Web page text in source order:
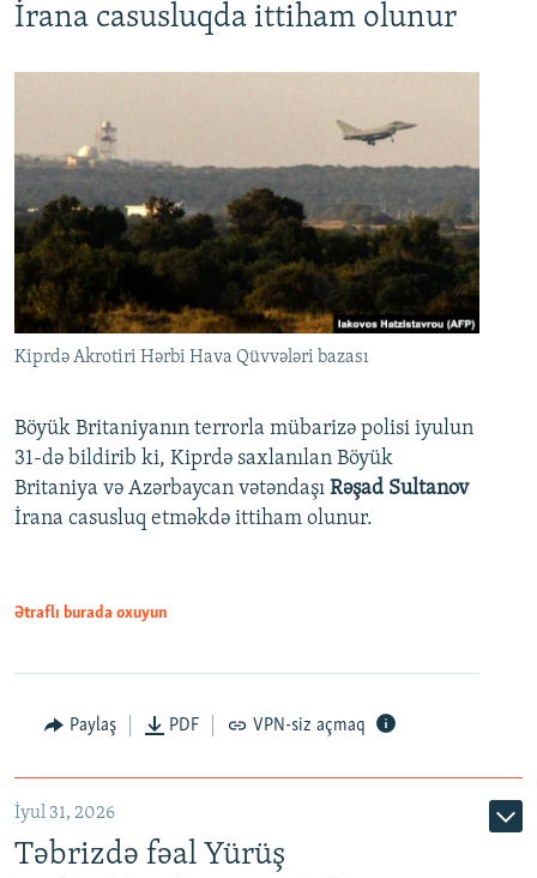
İrana casusluqda ittiham olunur
Kiprdə Akrotiri Hərbi Hava Qüvvələri bazası
Böyük Britaniyanın terrorla mübarizə polisi iyulun
31-də bildirib ki, Kiprdə saxlanılan Böyük
Britaniya və Azərbaycan vətəndaşı Rəşad Sultanov
İrana casusluq etməkdə ittiham olunur.
Ətraflı burada oxuyun
Paylaş PDF VPN-siz açmaq
İyul 31, 2026
Təbrizdə fəal Yürüş